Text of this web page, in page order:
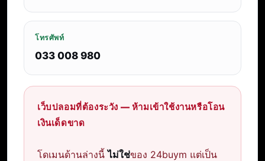
โทรศัพท์
033 008 980
เว็บปลอมที่ต้องระวัง — ห้ามเข้าใช้งานหรือโอน
เงินเด็ดขาด
โดเมนด้านล่างนี้ไม่ใช่ของ 24buym แต่เป็น